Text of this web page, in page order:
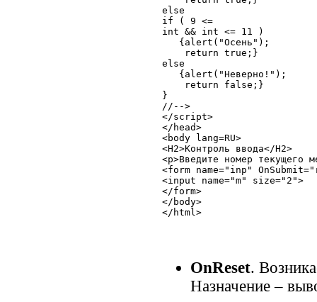
else
if ( 9 <=
int && int <= 11 )
{alert("Осень");
    return true;}
else
{alert("Неверно!");
return false;}
}
//-->
</script>
</head>
<body lang=RU>
<H2>Контроль ввода</H2>
<p>Введите номер текущего
<form name="inp"
<input name="m" size="2">
</form>
</body>
</html>
OnReset.
Назначение –